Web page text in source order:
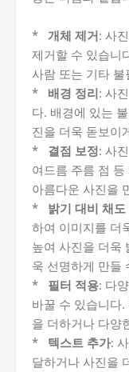
* 개체 제거: 사
제거할 수 있습니
사람 또는 기타
* 배경 정리: 사
다. 배경에 있는
진을 더욱 돋보이
* 결점 보정: 사
여드름 주름 점
아름다운 사진을
* 밝기 대비 채도
하여 이미지를 더
높여 사진을 더욱
욱 선명하게 만들
* 필터 적용: 다
바꿀 수 있습니다
을 더하거나 다양
* 텍스트 추가:
달하거나 사진을